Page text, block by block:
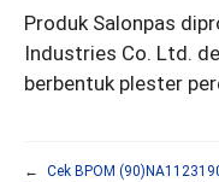
Produk Salonpas
Industries Co. Ltd.
berbentuk plester
←
Cek BPOM